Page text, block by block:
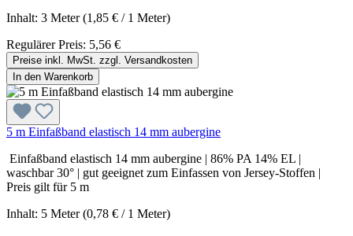
Inhalt: 3 Meter(1,85 € / 1 Meter)
Regulärer Preis: 5,56 €
Preise inkl. MwSt. zzgl. Versandkosten
In den Warenkorb
5 m Einfaßband elastisch 14 mm aubergine
Einfaßband elastisch 14 mm aubergine | 86% PA 14% EL |
waschbar 30° | gut geeignet zum Einfassen von Jersey-Stoffen |
Preis gilt für 5 m
Inhalt: 5 Meter (0,78 € / 1 Meter)